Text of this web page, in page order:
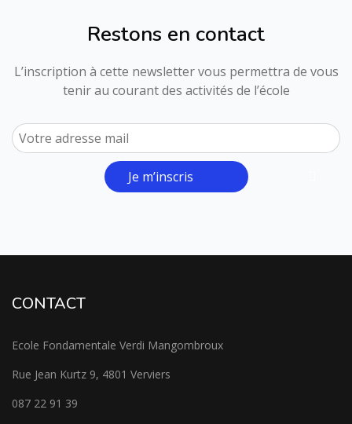
Restons en contact
L’inscription à cette newsletter vous permettra de vous
tenir au courant des activités de l’école
Je m’inscris
CONTACT
Ecole Fondamentale Verdi Mangombroux
Rue Jean Kurtz 9, 4801 Verviers
087 22 91 39